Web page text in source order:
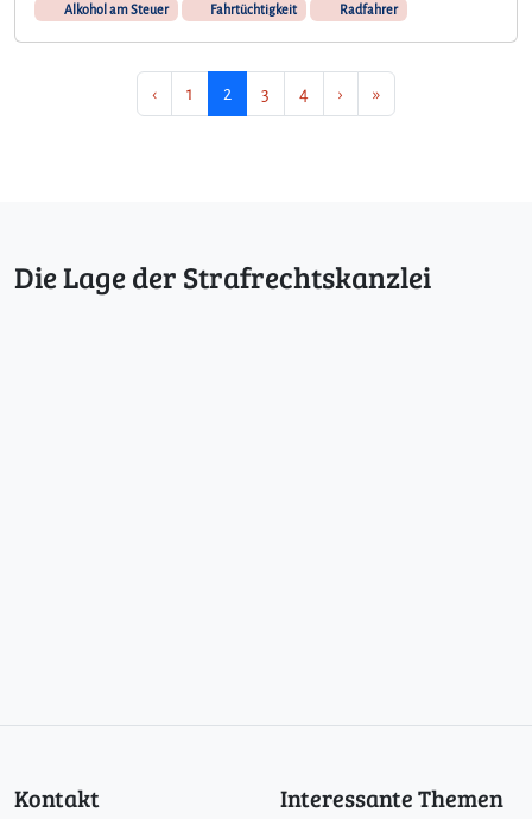
Alkohol am Steuer Fahrtüchtigkeit Radfahrer
‹ Seite
1 Aktuelle Seite
2 Seite
3 Seite
4 › »
Die Lage der Strafrechtskanzlei
Kontakt Interessante Themen